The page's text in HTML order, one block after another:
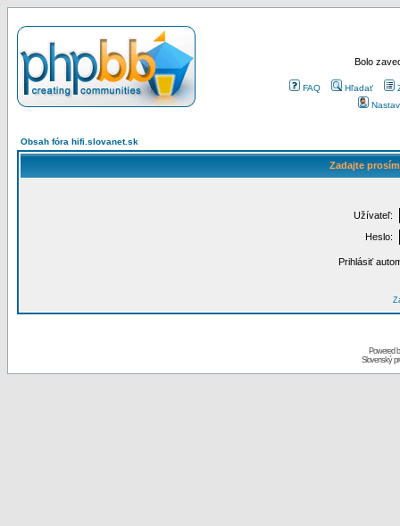
Bolo
FAQ Hľadať
Obsah fóra hifi.slovanet.sk
Zadajte
Užívateľ:
Heslo:
Prihlásiť
Powered
Slovenský